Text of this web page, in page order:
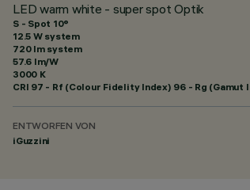
LED warm white - super spot Optik
S - Spot 10°
12.5 W system
720 lm system
57.6 lm/W
3000 K
CRI 97 - Rf (Colour Fidelity Index) 96 - Rg (Gamut
ENTWORFEN VON
iGuzzini